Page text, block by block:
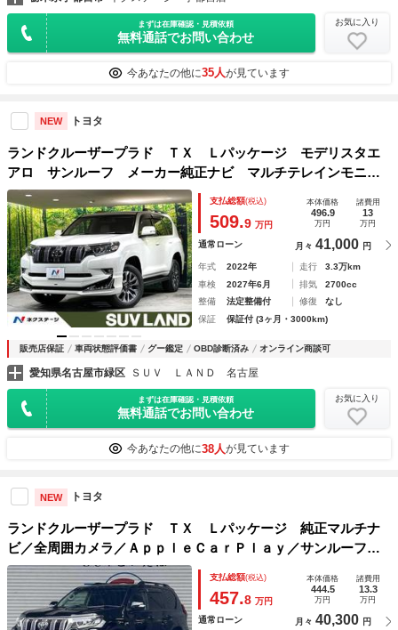
まずは在庫確認・見積依頼
無料通話でお問い合わせ
お気に入り
今あなたの他に35人が見ています
NEW トヨタ
ランドクルーザープラド ＴＸ Ｌパッケージ モデリスタエ
アロ サンルーフ メーカー純正ナビ マルチテレインモニタ
ー ７人乗り ベージュ革シート 禁煙車 シートベンチレー
ション パワーシート 純正１９インチアルミ ＥＴＣ ＬＥ
Ｄヘッド
支払総額(税込)
509.9 万円
本体価格
496.9
万円
諸費用
13
万円
通常ローン 月々 41,000 円
年式 2022年 走行
3.3万km
車検
2027年6月 排気
2700cc
整備
法定整備付 修復
なし
保証
保証付 (3ヶ月・3000km)
販売店保証 車両状態評価書 グー鑑定 OBD診断済み オンライン商談可
愛知県名古屋市緑区 ＳＵＶ ＬＡＮＤ 名古屋
まずは在庫確認・見積依頼
無料通話でお問い合わせ
お気に入り
今あなたの他に38人が見ています
NEW トヨタ
ランドクルーザープラド ＴＸ Ｌパッケージ 純正マルチナ
ビ／全周囲カメラ／ＡｐｐｌｅＣａｒＰｌａｙ／サンルーフ／
モデリスタエアロ／純正１９インチオプションＡＷ／レーダー
クルーズコントロール／シートヒーターベンチレーション／Ｅ
ＴＣ／ルーフレール
支払総額(税込)
457.8 万円
本体価格
444.5
万円
諸費用
13.3
万円
通常ローン 月々 40,300 円